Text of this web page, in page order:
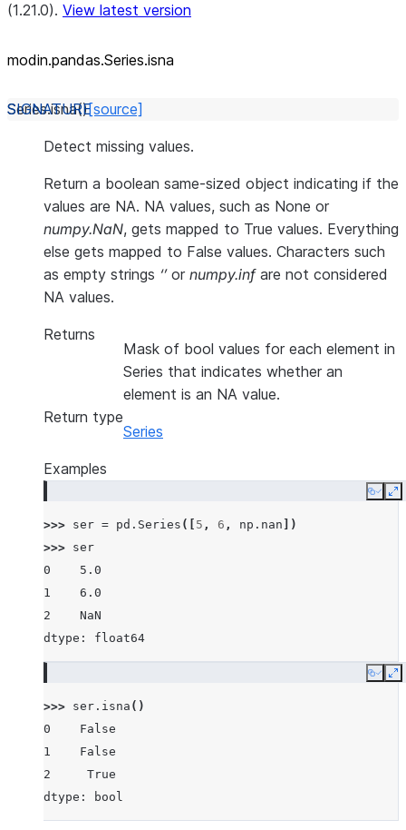
(1.21.0). View latest version
modin.pandas.Series.isna
Series.isna()[source]
Detect missing values.
Return a boolean same-sized object indicating if the
values are NA. NA values, such as None or
numpy.NaN, gets mapped to True values. Everything
else gets mapped to False values. Characters such
as empty strings ‘’or numpy.infare not considered
NA values.
Returns
Mask of bool values for each element in
Series that indicates whether an
element is an NA value.
Return type
Series
Examples
Copy
>>> ser = pd . Series ([ 5 , 6 , np . nan ])
>>> ser
0    5.0
1    6.0
2    NaN
dtype: float64
Copy
>>> ser . isna ()
0    False
1    False
2     True
dtype: bool